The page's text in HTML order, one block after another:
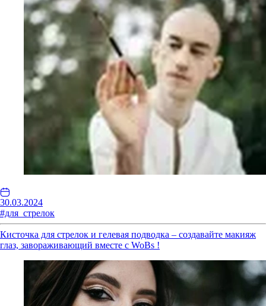
30.03.2024
#для_стрелок
Кисточка для стрелок и гелевая подводка – создавайте макияж
глаз, завораживающий вместе с WoBs !